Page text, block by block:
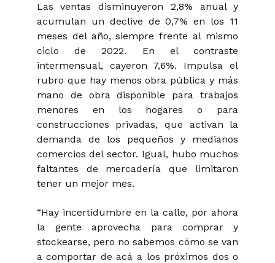
Las ventas disminuyeron 2,8% anual y
acumulan un declive de 0,7% en los 11
meses del año, siempre frente al mismo
ciclo de 2022. En el contraste
intermensual, cayeron 7,6%. Impulsa el
rubro que hay menos obra pública y más
mano de obra disponible para trabajos
menores en los hogares o para
construcciones privadas, que activan la
demanda de los pequeños y medianos
comercios del sector. Igual, hubo muchos
faltantes de mercadería que limitaron
tener un mejor mes.
“Hay incertidumbre en la calle, por ahora
la gente aprovecha para comprar y
stockearse, pero no sabemos cómo se van
a comportar de acá a los próximos dos o